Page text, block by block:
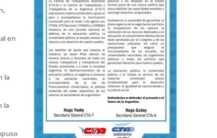
en
la
la